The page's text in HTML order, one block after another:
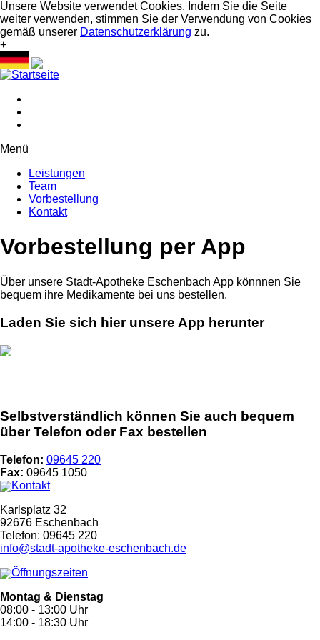
Unsere Website verwendet Cookies. Indem Sie die Seite
weiter verwenden, stimmen Sie der Verwendung von Cookies
gemäß unserer Datenschutzerklärung zu.
+
Menü
Leistungen
Team
Vorbestellung
Kontakt
Vorbestellung per App
Über unsere Stadt-Apotheke Eschenbach App könnnen Sie
bequem ihre Medikamente bei uns bestellen.
Laden Sie sich hier unsere App herunter
Selbstverständlich können Sie auch bequem
über Telefon oder Fax bestellen
Telefon: 09645 220
Fax: 09645 1050
Kontakt
Karlsplatz 32
92676 Eschenbach
Telefon: 09645 220
info@stadt-apotheke-eschenbach.de
Öffnungszeiten
Montag & Dienstag
08:00 - 13:00 Uhr
14:00 - 18:30 Uhr